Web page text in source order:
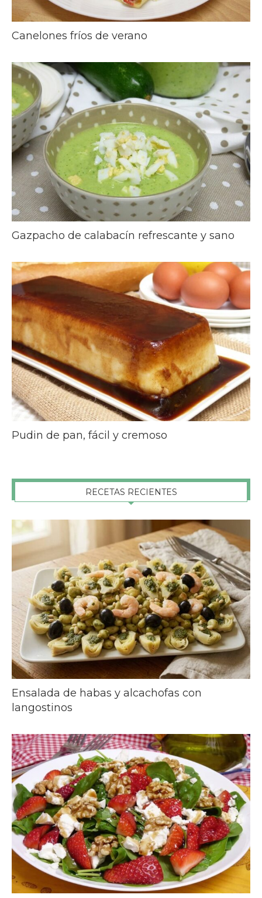
Canelones fríos de verano
Gazpacho de calabacín refrescante y sano
Pudin de pan, fácil y cremoso
RECETAS RECIENTES
Ensalada de habas y alcachofas con
langostinos